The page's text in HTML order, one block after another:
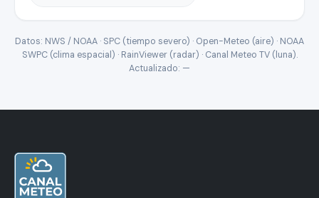
Datos: NWS / NOAA · SPC (tiempo severo) · Open-Meteo (aire) · NOAA
SWPC (clima espacial) · RainViewer (radar) · Canal Meteo TV (luna).
Actualizado: —